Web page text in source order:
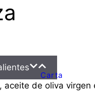
Carta
aceite de oliva virgen